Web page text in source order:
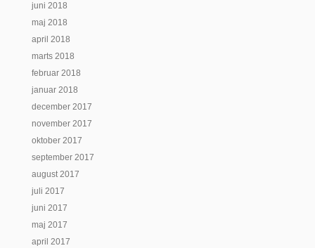
juni 2018
maj 2018
april 2018
marts 2018
februar 2018
januar 2018
december 2017
november 2017
oktober 2017
september 2017
august 2017
juli 2017
juni 2017
maj 2017
april 2017